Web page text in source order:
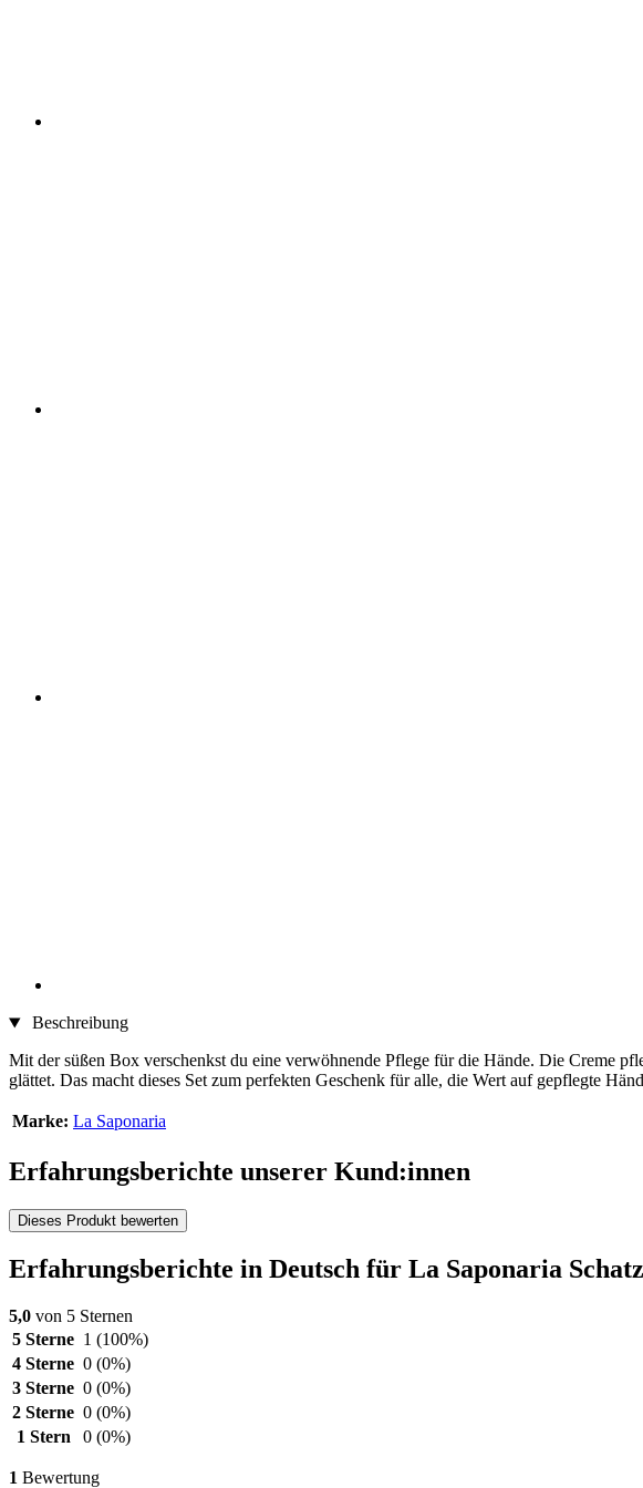
Beschreibung
Mit der süßen Box verschenkst du eine verwöhnende Pflege für die Hände. Die Creme
glättet. Das macht dieses Set zum perfekten Geschenk für alle, die Wert auf gepflegte
Marke: La Saponaria
Erfahrungsberichte unserer Kund:innen
Dieses Produkt bewerten
Erfahrungsberichte in Deutsch für La Saponaria
5,0 von 5 Sternen
5 Sterne 1 (100%)
4 Sterne 0 (0%)
3 Sterne 0 (0%)
2 Sterne 0 (0%)
1 Stern
0 (0%)
1 Bewertung